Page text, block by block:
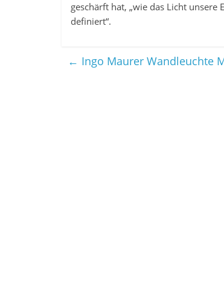
geschärft hat, „wie das Licht
definiert“.
← Ingo Maurer Wandleuchte